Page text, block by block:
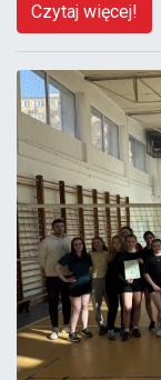
Czytaj więcej!